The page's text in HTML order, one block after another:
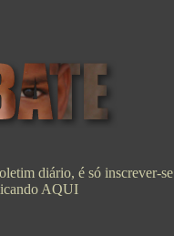
diário, é só inscrever-se
AQUI